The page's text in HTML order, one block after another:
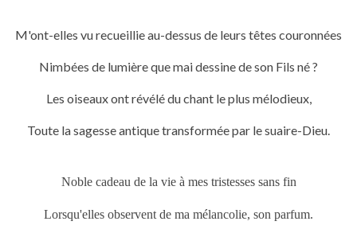
M'ont-elles vu recueillie au-dessus de leurs têtes couronnées
Nimbées de lumière quemai dessine de son Fils né ?
Les oiseaux ont révélé du chant le plus mélodieux,
Toute la sagesse antique transformée par le suaire-Dieu.
Noble cadeau de la vie à mes tristesses sans fin
Lorsqu'elles observent de ma mélancolie, son parfum.